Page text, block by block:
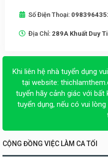
Số Điện Thoại:
Địa Chỉ: 289A Khuất Duy
Khi liên hệ nhà tuyển dụng
tại website:
tuyển hãy cảnh giác với
tuyển dụng, nếu có vui
CỘNG ĐỒNG VIỆC LÀM CA TỐI